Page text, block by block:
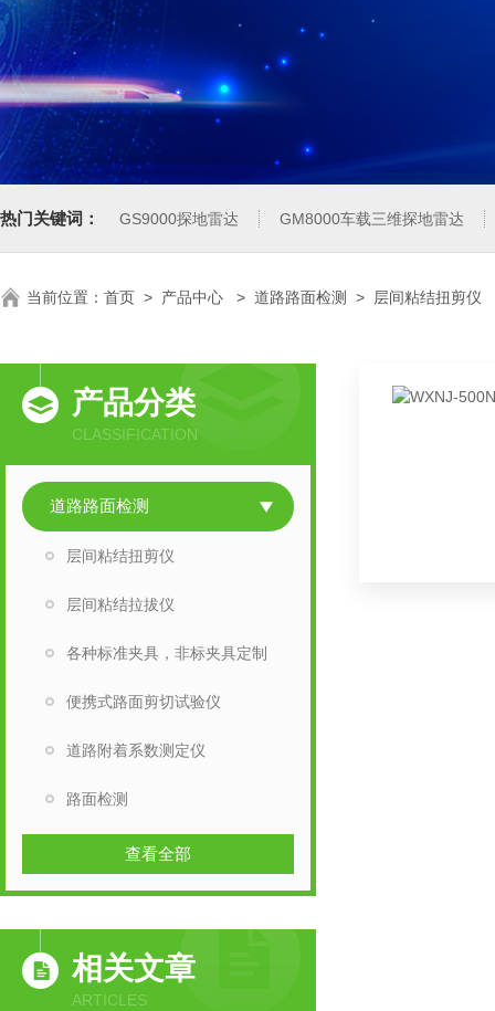
热门关键词： GS9000探地雷达 GM8000车载三维探地雷达
当前位置： 首页 > 产品中心 > 道路路面检测 > 层间粘结扭剪仪
产品分类
CLASSIFICATION
道路路面检测
层间粘结扭剪仪
层间粘结拉拔仪
各种标准夹具，非标夹具定制
便携式路面剪切试验仪
道路附着系数测定仪
路面检测
查看全部
相关文章
ARTICLES